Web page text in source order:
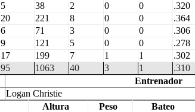
5 38 2 0 0 .320
20 221 8 0 0 .364
6 71 3 0 0 .306
9 121 5 0 0 .278
17 199 7 1 1 .302
95 1063 40 3 1 .310
Entrenador
Logan Christie
Altura Peso Bateo